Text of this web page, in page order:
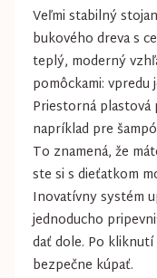
Veľmi stabilný
bukového dreva s
teplý, moderný
pomôckami:
Priestorná
napríklad pre
To znamená, že
ste si s dieťatkom
Inovatívny systém
jednoducho
dať dole. Po
bezpečne kúpať.